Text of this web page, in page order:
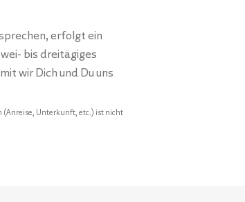
erfolgt ein
bis dreitägiges
wir Dich und Du uns
(Anreise, Unterkunft, etc.) ist nicht